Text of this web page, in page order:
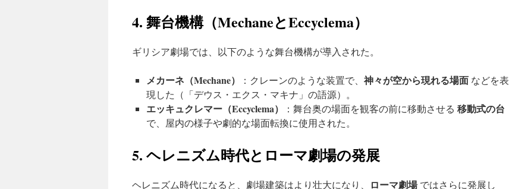
4. 舞台機構（MechaneとEccyclema）
ギリシア劇場では、以下のような舞台機構が導入された。
メカーネ（Mechane） ：クレーンのような装置で、 神々が空から現れる場面 などを表
現した（「デウス・エクス・マキナ」の語源）。
エッキュクレマー（Eccyclema） ：舞台奥の場面を観客の前に移動させる 移動式の台
で、屋内の様子や劇的な場面転換に使用された。
5. ヘレニズム時代とローマ劇場の発展
ヘレニズム時代になると、劇場建築はより壮大になり、 ローマ劇場ではさらに発展し